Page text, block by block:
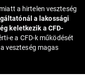
a hirtelen veszteség
a lakossági
keletkezik a CFD-
e a CFD-k működését
veszteség magas